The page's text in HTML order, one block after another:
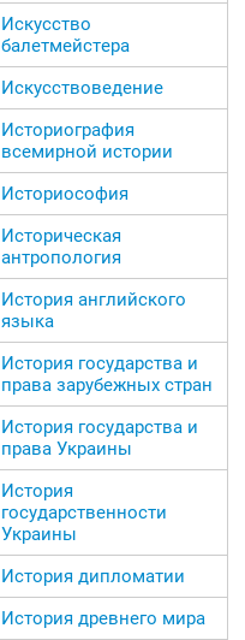
Искусство
балетмейстера
Искусствоведение
Историография
всемирной истории
Историософия
Историческая
антропология
История английского
языка
История государства и
права зарубежных стран
История государства и
права Украины
История
государственности
Украины
История дипломатии
История древнего мира